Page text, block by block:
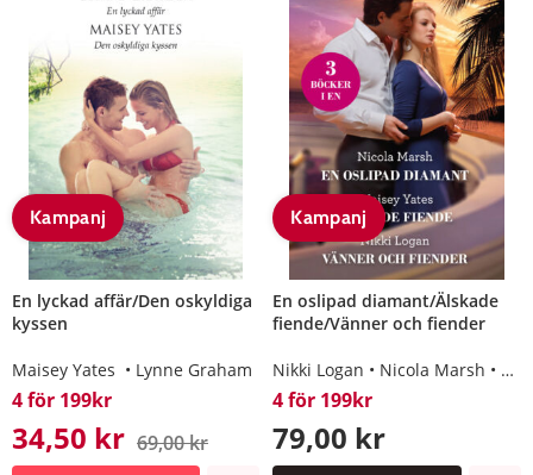
Kampanj
En lyckad affär/Den oskyldiga
kyssen
Maisey Yates Lynne Graham
4 för 199kr
34,50 kr 69,00 kr
Kampanj
En oslipad diamant/Älskade
fiende/Vänner och fiender
Nikki Logan Nicola Marsh
4 för 199kr
79,00 kr